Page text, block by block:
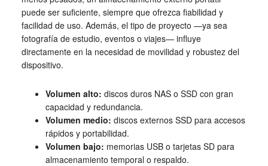
puede ser suficiente, siempre que ofrezca fiabilidad y
facilidad de uso. Además, el tipo de proyecto —ya sea
fotografía de estudio, eventos o viajes— influye
directamente en la necesidad de movilidad y robustez del
dispositivo.
Volumen alto: discos duros NAS o SSD con gran
capacidad y redundancia.
Volumen medio: discos externos SSD para accesos
rápidos y portabilidad.
Volumen bajo: memorias USB o tarjetas SD para
almacenamiento temporal o respaldo.